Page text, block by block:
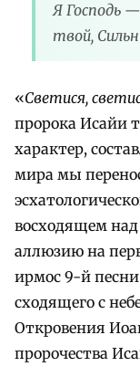
Я Господь
твой,
«Светися,
пророка Исайи
характер,
мира мы
восходящем
аллюзию на
ирмос 9-й песни
сходящего с
Откровения
пророчества